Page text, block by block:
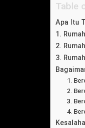
Table
Apa Itu
1.
2.
3.
1.
2.
3.
4.